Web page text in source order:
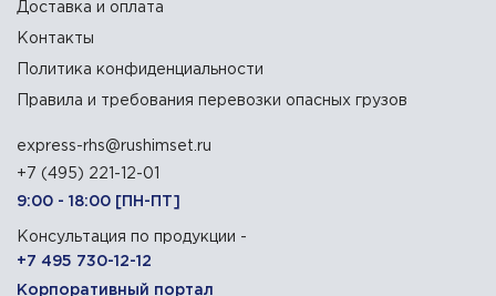
Доставка и оплата
Контакты
Политика конфиденциальности
Правила и требования перевозки опасных грузов
express-rhs@rushimset.ru
+7 (495) 221-12-01
9:00 - 18:00 [ПН-ПТ]
Консультация по продукции -
+7 495 730-12-12
Корпоративный портал